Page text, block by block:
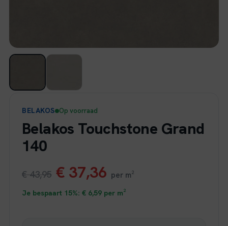
BELAKOS Op voorraad
Belakos Touchstone Grand
140
€43,95 Oorspronkelijke
prijs
€ 37,36 Huidige
prijs
per m²
Je bespaart 15%: € 6,59 per m²